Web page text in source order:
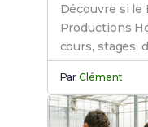
Découvre si le
Productions
cours, stages,
métier en
ParClément